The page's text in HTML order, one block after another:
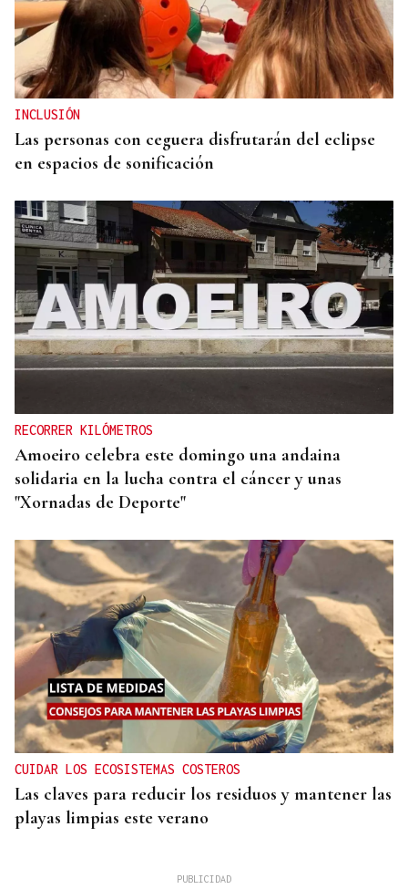
PARA EL ARREGLO INTEGRAL
Oporto, el modelo a seguir para recuperar el
casco histórico de Ourense
INCLUSIÓN
Las personas con ceguera disfrutarán del eclipse
en espacios de sonificación
RECORRER KILÓMETROS
Amoeiro celebra este domingo una andaina
solidaria en la lucha contra el cáncer y unas
"Xornadas de Deporte"
CUIDAR LOS ECOSISTEMAS COSTEROS
Las claves para reducir los residuos y mantener las
playas limpias este verano